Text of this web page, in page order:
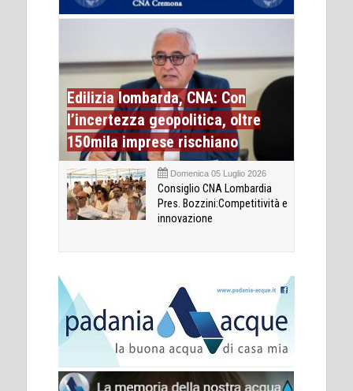
Edilizia lombarda, CNA: Con
l’incertezza geopolitica, oltre
150mila imprese rischiano
Domenica 05 Luglio 2026
Consiglio CNA Lombardia
Pres. Bozzini:Competitività e
innovazione